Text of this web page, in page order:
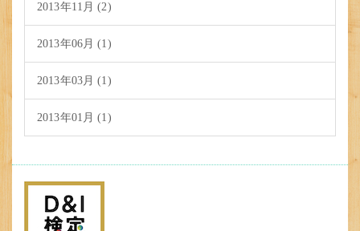
2013年11月 (2)
2013年06月 (1)
2013年03月 (1)
2013年01月 (1)